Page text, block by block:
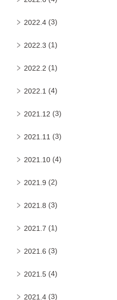
2022.4 (3)
2022.3 (1)
2022.2 (1)
2022.1 (4)
2021.12 (3)
2021.11 (3)
2021.10 (4)
2021.9 (2)
2021.8 (3)
2021.7 (1)
2021.6 (3)
2021.5 (4)
2021.4 (3)